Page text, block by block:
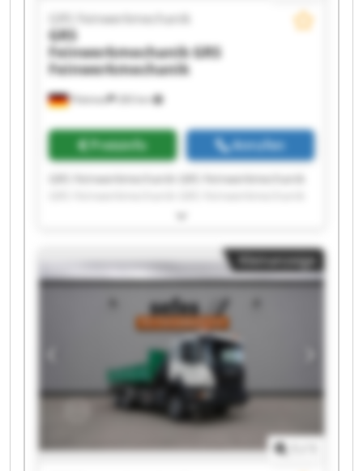
Pöttmes 283 km
GRS Feinwerkmechanik
GRS
FeinwerkmechanikGRS
Feinwerkmechanik
Preisinfo Anrufen
GRS Feinwerkmechanik GRS Feinwerkmechanik
GRS Feinwerkmechanik GRS Feinwerkmechanik
GRS Feinwerkmechanik GRS Feinwerkmechanik
GRS Feinwerkmechanik GRS Feinwerkmechanik
GRS Feinwerkmechanik GRS Feinwerkmechanik
GRS Feinwerkmechanik GRS Feinwerkmechanik
GRS Feinwerkmechanik GRS Feinwerkmechanik
GRS Feinwerkmechanik GRS Feinwerkmechanik
Kleinanzeige